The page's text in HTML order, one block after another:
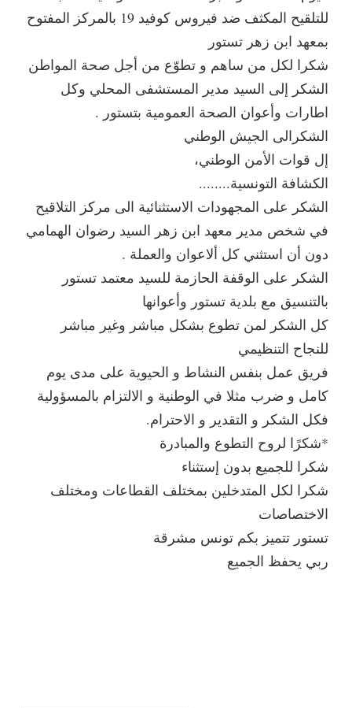
للتلقيح المكثف ضد فيروس كوفيد 19 بالمركز المفتوح
بمعهد ابن زهر تستور
شكرا لكل من ساهم و تطوّع من أجل صحة المواطن
الشكر إلى السيد مدير المستشفى المحلي وكل
اطارات وأعوان الصحة العمومية بتستور .
الشكرالى الجيش الوطني
إل قوات الأمن الوطني،
الكشافة التونسية........
الشكر على المجهودات الاستثنائية الى مركز التلاقيح
في شخص مدير معهد ابن زهر السيد رضوان الهمامي
دون أن استثني كل ألاعوان والعملة .
الشكر على الوقفة الحازمة للسيد معتمد تستور
بالتنسيق مع بلدية تستور وأعوانها
كل الشكر لمن تطوع بشكل مباشر وغير مباشر
للنجاح التنظيمي
فريق عمل بنفس النشاط و الحيوية على مدى يوم
كامل و ضرب مثلا في الوطنية و الالتزام بالمسؤولية
فكل الشكر و التقدير و الاحترام.
*شكرًا لروح التطوع والمبادرة
شكرا للجميع بدون إستثناء
شكرا لكل المتدخلين بمختلف القطاعات ومختلف
الاختصاصات
تستور تتميز بكم تونس مشرقة
ربي يحفظ الجميع